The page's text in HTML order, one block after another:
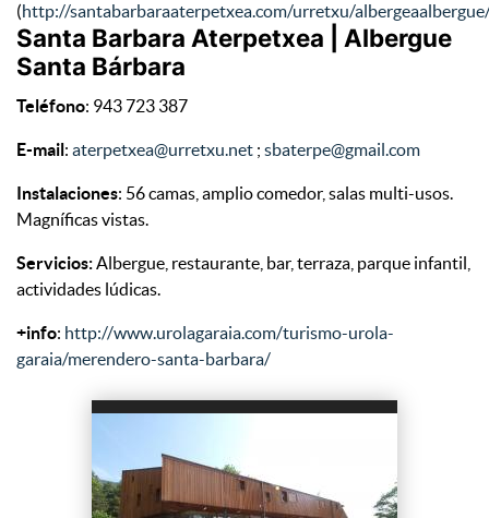
(http://santabarbaraaterpetxea.com/urretxu/
Santa Barbara Aterpetxea | Albergue
Santa Bárbara
Teléfono: 943 723 387
E-mail : aterpetxea@urretxu.net ; sbaterpe@gmail.com
Instalaciones: 56 camas, amplio comedor, salas multi-usos.
Magníficas vistas.
Servicios:Albergue, restaurante, bar, terraza, parque infantil,
actividades lúdicas.
+info: http://www.urolagaraia.com/turismo-urola-
garaia/merendero-santa-barbara/